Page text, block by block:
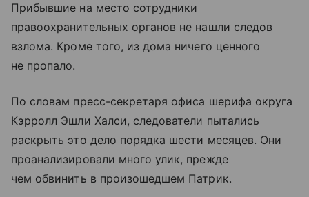
Прибывшие на место сотрудники
правоохранительных органов не нашли следов
взлома. Кроме того, из дома ничего ценного
не пропало.
По словам пресс-секретаря офиса шерифа округа
Кэрролл Эшли Халси, следователи пытались
раскрыть это дело порядка шести месяцев. Они
проанализировали много улик, прежде
чем обвинить в произошедшем Патрик.